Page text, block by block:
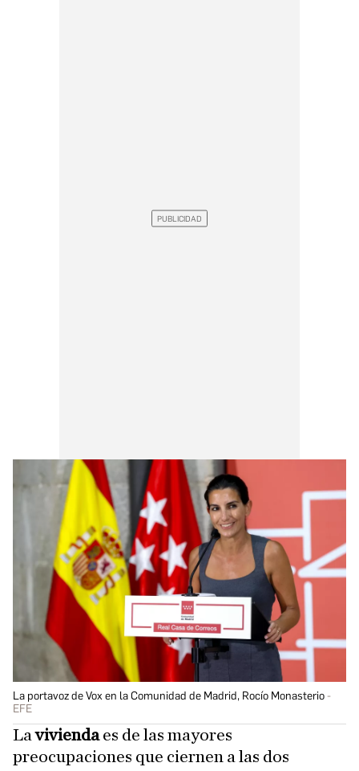
La portavoz de Vox en la Comunidad de Madrid, Rocío Monasterio
EFE
Laviviendaes de las mayores
preocupaciones que ciernen a las dos